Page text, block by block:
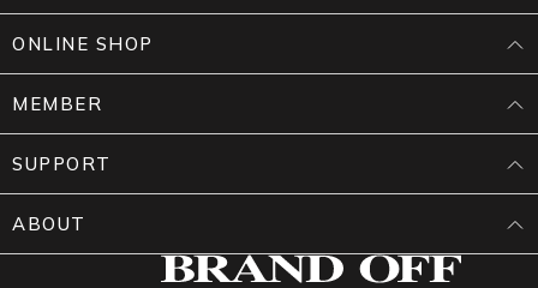
ONLINE SHOP
MEMBER
SUPPORT
ABOUT